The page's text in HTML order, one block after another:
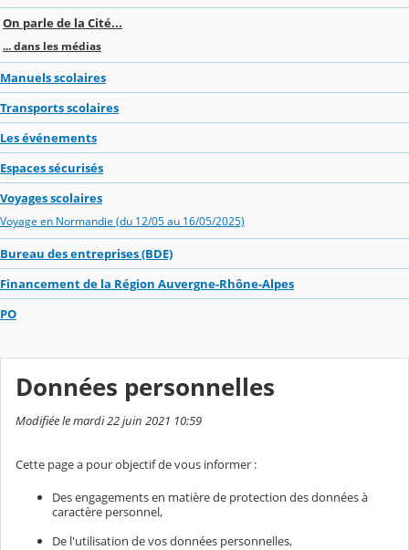
On parle de la Cité...
... dans les médias
Manuels scolaires
Transports scolaires
Les événements
Espaces sécurisés
Voyages scolaires
Voyage en Normandie (du 12/05 au 16/05/2025)
Bureau des entreprises (BDE)
Financement de la Région Auvergne-Rhône-Alpes
PO
Données personnelles
Modifiée le mardi 22 juin 2021 10:59
Cette page a pour objectif de vous informer :
Des engagements en matière de protection des données à
caractère personnel,
De l'utilisation de vos données personnelles,